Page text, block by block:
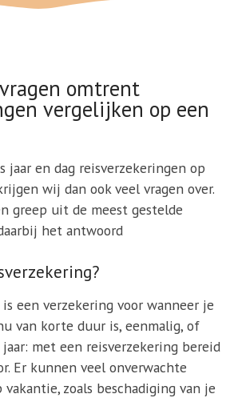
omtrent
vergelijken op een
jaar en dag reisverzekeringen op
wij dan ook veel vragen over.
greep uit de meest gestelde
het antwoord
een verzekering voor wanneer je
van korte duur is, eenmalig, of
met een reisverzekering bereid
Er kunnen veel onverwachte
zoals beschadiging van je